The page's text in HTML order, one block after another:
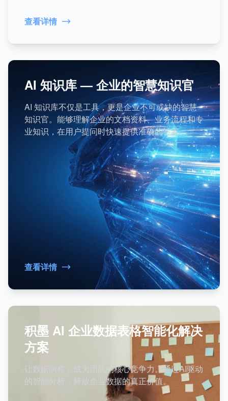
查看详情
AI 知识库 — 企业的智慧知识官
AI 知识库不仅是工具，更是企业不可或缺的智慧
知识官。能够理解企业的文档资料、业务流程和专
业知识，在用户提问时快速提供准确的答案。
查看详情
积墨 AI 企业数据表格智能化解决
方案
让数据洞察，成为团队的核心竞争力。通过AI驱动
的智能分析，释放企业数据的真正价值。